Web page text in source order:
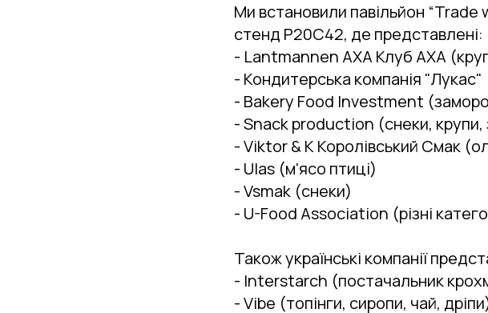
Ми встановили павільйон
стенд P20C42, де представлені:
- Lantmannen AXA Клуб АХА
- Кондитерська компанія
- Bakery Food Investment
- Snack production (снеки, крупи,
- Viktor & K Королівський Смак
- Ulas (м'ясо птиці)
- Vsmak (снеки)
- U-Food Association (різні
Також українські компанії
- Interstarch (постачальник
- Vibe (топінги, сиропи, чай,